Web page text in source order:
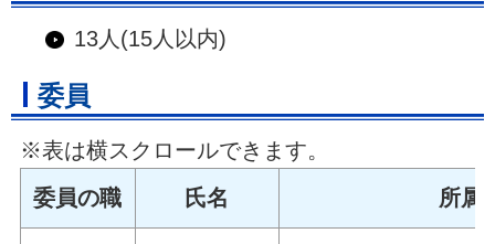
13人(15人以内)
委員
※表は横スクロールできます。
委員の職
氏名 所属